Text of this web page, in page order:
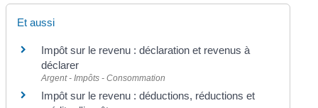
Et aussi
Impôt sur le revenu : déclaration et revenus à
déclarer
Argent - Impôts - Consommation
Impôt sur le revenu : déductions, réductions et